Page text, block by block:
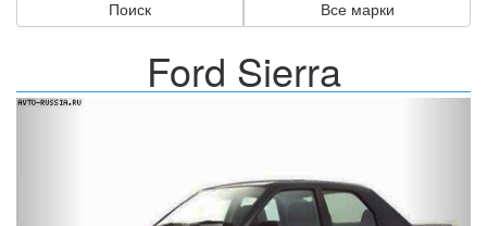
Поиск Все марки
Ford Sierra
Назад